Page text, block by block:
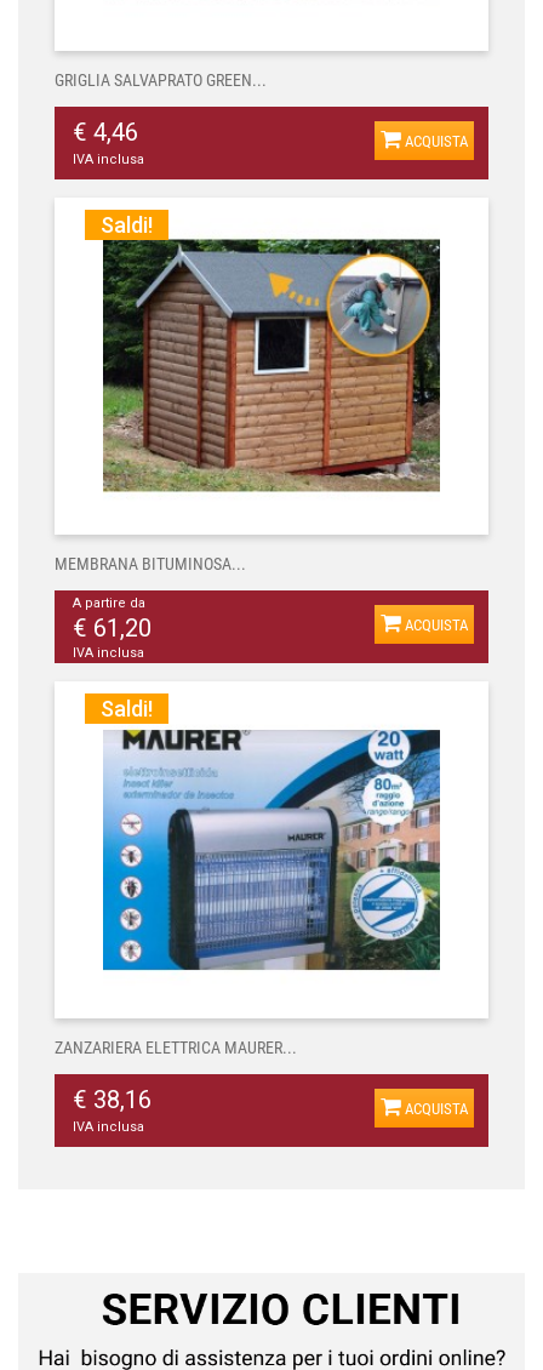
GRIGLIA SALVAPRATO GREEN...
€ 4,46
IVA inclusa
ACQUISTA
Saldi!
MEMBRANA BITUMINOSA...
A partire da
€ 61,20
IVA inclusa
ACQUISTA
Saldi!
ZANZARIERA ELETTRICA MAURER...
€ 38,16
IVA inclusa
ACQUISTA